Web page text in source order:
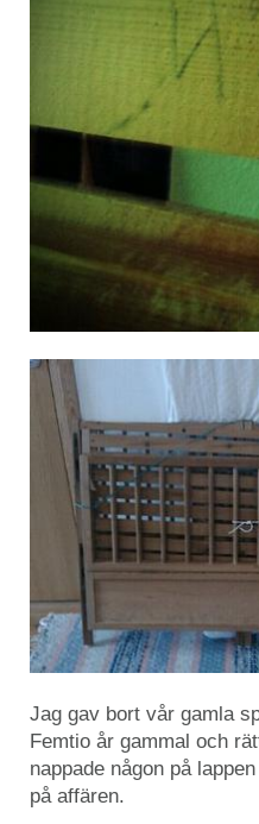
Jag gav bort vår gamla
Femtio år gammal och
nappade någon på
på affären.